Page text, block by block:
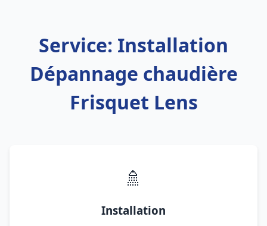
Service: Installation
Dépannage chaudière
Frisquet Lens
🚿
Installation